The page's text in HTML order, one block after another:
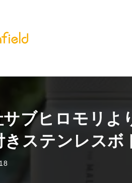
のフィールド 株式会社サブヒロモリ
サブヒロモリよ
ステンレスボ